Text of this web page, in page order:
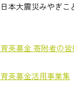
本大震災みやぎ
英募金 寄附者の
英募金活用事業集